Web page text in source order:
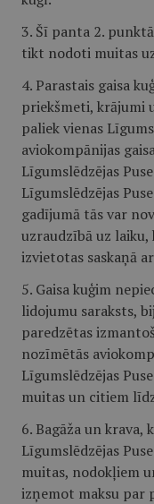
3. Šī panta 2.
tikt nodoti muitas
4. Parastais gaisa
priekšmeti, krājumi
paliek vienas
aviokompānijas
Līgumslēdzējas
Līgumslēdzējas
gadījumā tās var
uzraudzībā uz
izvietotas saskaņā
5. Gaisa kuģim
lidojumu saraksts,
paredzētas
nozīmētās
Līgumslēdzējas
muitas un citiem
6. Bagāža un
Līgumslēdzējas
muitas, nodokļiem
izņemot maksu par